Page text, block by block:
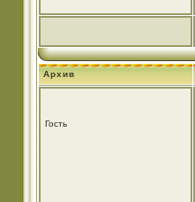
Архив
Гость